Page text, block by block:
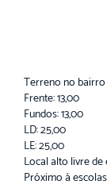
Terreno no bairro
Frente: 13,00
Fundos: 13,00
LD: 25,00
LE: 25,00
Local alto livre de
Próximo à